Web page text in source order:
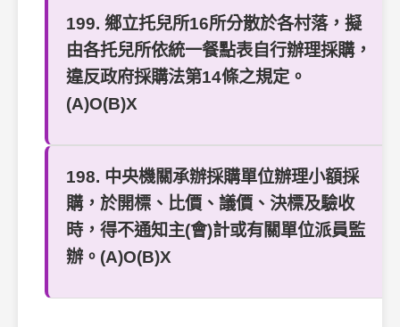
199. 鄉立托兒所16所分散於各村落，擬
由各托兒所依統一餐點表自行辦理採購，
違反政府採購法第14條之規定。
(A)O(B)X
198. 中央機關承辦採購單位辦理小額採
購，於開標、比價、議價、決標及驗收
時，得不通知主(會)計或有關單位派員監
辦。(A)O(B)X